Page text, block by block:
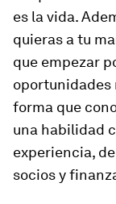
es la vida.
quieras a tu
que empezar
oportunidades
forma que
una habilidad
experiencia,
socios y